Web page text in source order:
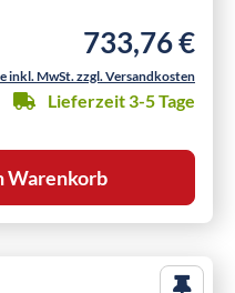
Regulärer Preis:
733,76 €
inkl. MwSt. zzgl. Versandkosten
Lieferzeit 3-5 Tage
Warenkorb